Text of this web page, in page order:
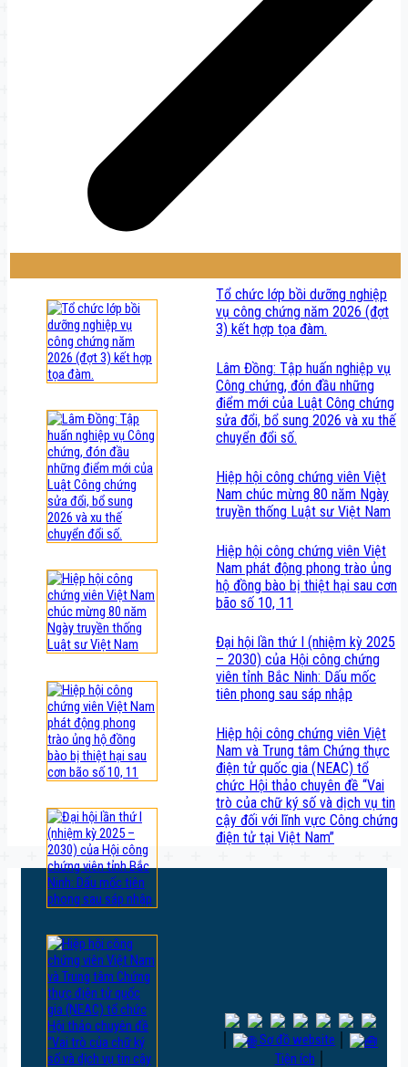
Tổ chức lớp bồi dưỡng nghiệp
vụ công chứng năm 2026 (đợt
3) kết hợp tọa đàm.
Lâm Đồng: Tập huấn nghiệp vụ
Công chứng, đón đầu những
điểm mới của Luật Công chứng
sửa đổi, bổ sung 2026 và xu thế
chuyển đổi số.
Hiệp hội công chứng viên Việt
Nam chúc mừng 80 năm Ngày
truyền thống Luật sư Việt Nam
Hiệp hội công chứng viên Việt
Nam phát động phong trào ủng
hộ đồng bào bị thiệt hại sau cơn
bão số 10, 11
Đại hội lần thứ I (nhiệm kỳ 2025
– 2030) của Hội công chứng
viên tỉnh Bắc Ninh: Dấu mốc
tiên phong sau sáp nhập
Hiệp hội công chứng viên Việt
Nam và Trung tâm Chứng thực
điện tử quốc gia (NEAC) tổ
chức Hội thảo chuyên đề “Vai
trò của chữ ký số và dịch vụ tin
cậy đối với lĩnh vực Công chứng
điện tử tại Việt Nam”
Sơ đồ website
Tiện ích